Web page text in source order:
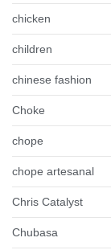
chicken
children
chinese fashion
Choke
chope
chope artesanal
Chris Catalyst
Chubasa